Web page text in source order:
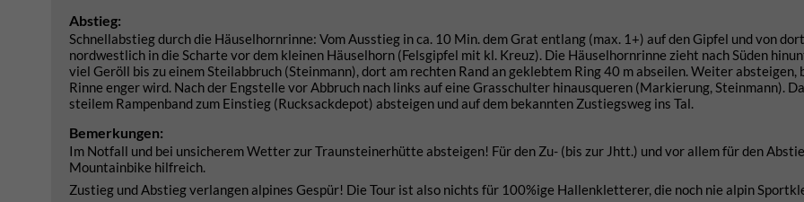
Abstieg:
Schnellabstieg durch die Häuselhornrinne: Vom Ausstieg in ca. 10 Min. dem Grat entlang (max. 1+) auf den Gipfel und von dort
nordwestlich in die Scharte vor dem kleinen Häuselhorn (Felsgipfel mit kl. Kreuz). Die Häuselhornrinne zieht nach Süden
viel Geröll bis zu einem Steilabbruch (Steinmann), dort am rechten Rand an geklebtem Ring 40 m abseilen. Weiter absteigen,
Rinne enger wird. Nach der Engstelle vor Abbruch nach links auf eine Grasschulter hinausqueren (Markierung, Steinmann).
steilem Rampenband zum Einstieg (Rucksackdepot) absteigen und auf dem bekannten Zustiegsweg ins Tal.
Bemerkungen:
Im Notfall und bei unsicherem Wetter zur Traunsteinerhütte absteigen! Für den Zu- (bis zur Jhtt.) und vor allem für den
Mountainbike hilfreich.
Zustieg und Abstieg verlangen alpines Gespür! Die Tour ist also nichts für 100%ige Hallenkletterer, die noch nie alpin